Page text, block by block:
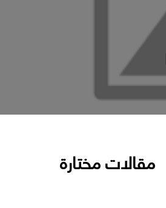
مقالات مختارة